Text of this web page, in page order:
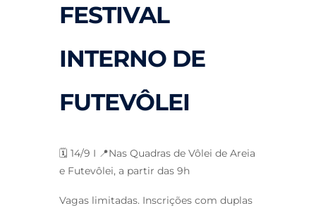
FESTIVAL
INTERNO DE
FUTEVÔLEI
🗓️ 14/9 I 📍Nas Quadras de Vôlei de Areia
e Futevôlei, a partir das 9h
Vagas limitadas. Inscrições com duplas